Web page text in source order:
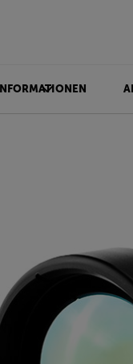
INFORMATIONEN